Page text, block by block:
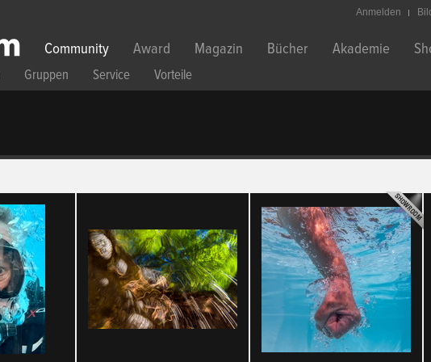
Anmelden
Community Award Magazin Bücher Akademie
Gruppen Service Vorteile